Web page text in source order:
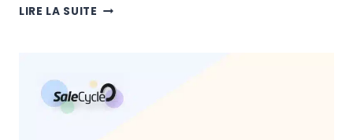
LIRE LA SUITE SALECYCLE
SA
NOUVELLE